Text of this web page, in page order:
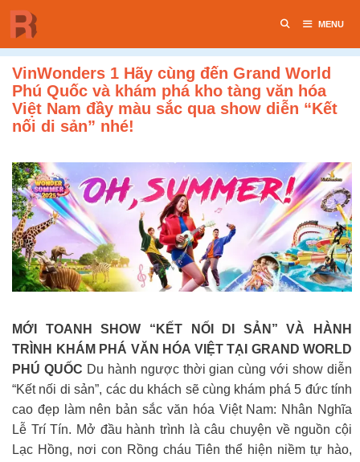
Chuyển
đến
nội
dung
MENU
VinWonders 1 Hãy cùng đến Grand World
Phú Quốc và khám phá kho tàng văn hóa
Việt Nam đầy màu sắc qua show diễn “Kết
nối di sản” nhé!
MỚI TOANH SHOW “KẾT NỐI DI SẢN” VÀ HÀNH
TRÌNH KHÁM PHÁ VĂN HÓA VIỆT TẠI GRAND WORLD
PHÚ QUỐC Du hành ngược thời gian cùng với show diễn
“Kết nối di sản”, các du khách sẽ cùng khám phá 5 đức tính
cao đẹp làm nên bản sắc văn hóa Việt Nam: Nhân Nghĩa
Lễ Trí Tín. Mở đầu hành trình là câu chuyện về nguồn cội
Lạc Hồng, nơi con Rồng cháu Tiên thể hiện niềm tự hào,